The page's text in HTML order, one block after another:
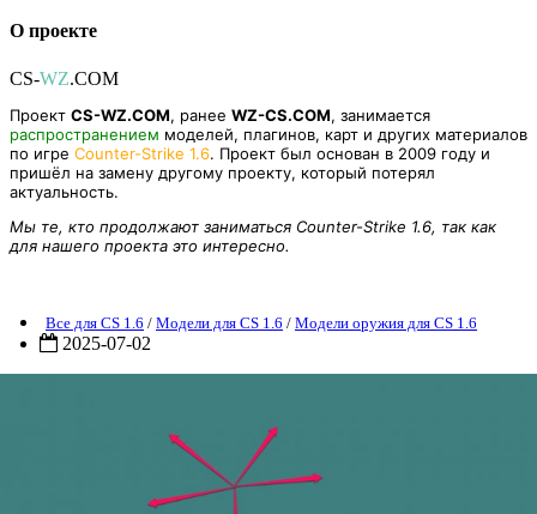
О проекте
CS-WZ.COM
Проект CS-WZ.COM, ранее WZ-CS.COM, занимается
распространением моделей, плагинов, карт и других материалов
по игре Counter-Strike 1.6. Проект был основан в 2009 году и
пришёл на замену другому проекту, который потерял
актуальность.
Мы те, кто продолжают заниматься Counter-Strike 1.6, так как
для нашего проекта это интересно.
Все для CS 1.6 / Модели для CS 1.6 / Модели оружия для CS 1.6
2025-07-02